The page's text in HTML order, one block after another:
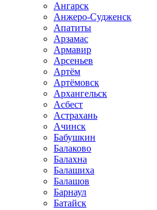
Ангарск
Анжеро-Судженск
Апатиты
Арзамас
Армавир
Арсеньев
Артём
Артёмовск
Архангельск
Асбест
Астрахань
Ачинск
Бабушкин
Балаково
Балахна
Балашиха
Балашов
Барнаул
Батайск